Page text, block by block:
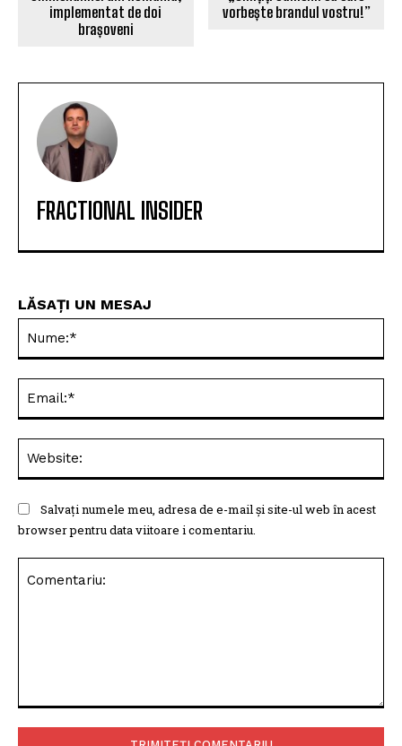
implementat de doi
brașoveni
vorbește brandul vostru!”
FRACTIONAL INSIDER
LĂSAȚI UN MESAJ
Salvați numele meu, adresa de e-mail și site-ul web în acest
browser pentru data viitoare i comentariu.